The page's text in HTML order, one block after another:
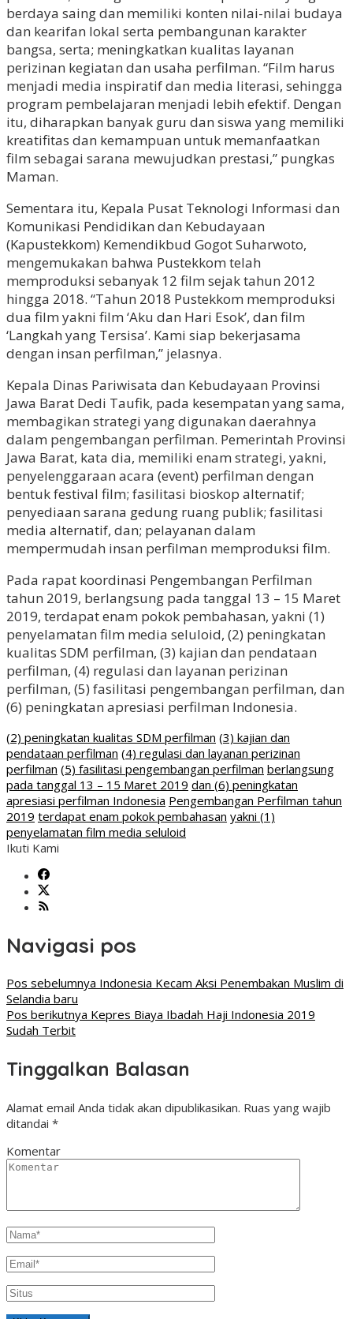
berdaya saing dan memiliki konten nilai-nilai budaya
dan kearifan lokal serta pembangunan karakter
bangsa, serta; meningkatkan kualitas layanan
perizinan kegiatan dan usaha perfilman. “Film harus
menjadi media inspiratif dan media literasi, sehingga
program pembelajaran menjadi lebih efektif. Dengan
itu, diharapkan banyak guru dan siswa yang memiliki
kreatifitas dan kemampuan untuk memanfaatkan
film sebagai sarana mewujudkan prestasi,” pungkas
Maman.
Sementara itu, Kepala Pusat Teknologi Informasi dan
Komunikasi Pendidikan dan Kebudayaan
(Kapustekkom) Kemendikbud Gogot Suharwoto,
mengemukakan bahwa Pustekkom telah
memproduksi sebanyak 12 film sejak tahun 2012
hingga 2018. “Tahun 2018 Pustekkom memproduksi
dua film yakni film ‘Aku dan Hari Esok’, dan film
‘Langkah yang Tersisa’. Kami siap bekerjasama
dengan insan perfilman,” jelasnya.
Kepala Dinas Pariwisata dan Kebudayaan Provinsi
Jawa Barat Dedi Taufik, pada kesempatan yang sama,
membagikan strategi yang digunakan daerahnya
dalam pengembangan perfilman. Pemerintah Provinsi
Jawa Barat, kata dia, memiliki enam strategi, yakni,
penyelenggaraan acara (event) perfilman dengan
bentuk festival film; fasilitasi bioskop alternatif;
penyediaan sarana gedung ruang publik; fasilitasi
media alternatif, dan; pelayanan dalam
mempermudah insan perfilman memproduksi film.
Pada rapat koordinasi Pengembangan Perfilman
tahun 2019, berlangsung pada tanggal 13 – 15 Maret
2019, terdapat enam pokok pembahasan, yakni (1)
penyelamatan film media seluloid, (2) peningkatan
kualitas SDM perfilman, (3) kajian dan pendataan
perfilman, (4) regulasi dan layanan perizinan
perfilman, (5) fasilitasi pengembangan perfilman, dan
(6) peningkatan apresiasi perfilman Indonesia.
(2) peningkatan kualitas SDM perfilman (3) kajian dan
pendataan perfilman (4) regulasi dan layanan perizinan
perfilman (5) fasilitasi pengembangan perfilman berlangsung
pada tanggal 13 – 15 Maret 2019 dan (6) peningkatan
apresiasi perfilman Indonesia Pengembangan Perfilman tahun
2019 terdapat enam pokok pembahasan yakni (1)
penyelamatan film media seluloid
Ikuti Kami
Navigasi pos
Pos sebelumnya Indonesia Kecam Aksi Penembakan Muslim di
Selandia baru
Pos berikutnya Kepres Biaya Ibadah Haji Indonesia 2019
Sudah Terbit
Tinggalkan Balasan
Alamat email Anda tidak akan dipublikasikan. Ruas yang wajib
ditandai *
Komentar